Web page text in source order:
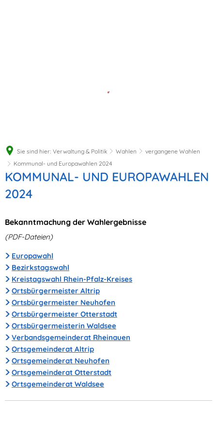
Sie sind hier: Verwaltung & Politik Wahlen
vergangene Wahlen
Kommunal- und Europawahlen 2024
Kommunal-
und
2024
KOMMUNAL- UND EUROPAWAHLEN
2024
Bekanntmachung der Wahlergebnisse
(PDF-Dateien)
Europawahl
Bezirkstagswahl
Kreistagswahl Rhein-Pfalz-Kreises
Ortsbürgermeister Altrip
Ortsbürgermeister Neuhofen
Ortsbürgermeister Otterstadt
Ortsbürgermeisterin Waldsee
Verbandsgemeinderat Rheinauen
Ortsgemeinderat Altrip
Ortsgemeinderat Neuhofen
Ortsgemeinderat Otterstadt
Ortsgemeinderat Waldsee